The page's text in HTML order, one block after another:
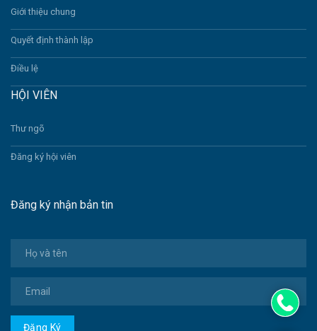
Giới thiệu chung
Quyết định thành lập
Điều lệ
HỘI VIÊN
Thư ngõ
Đăng ký hội viên
Đăng ký nhận bản tin